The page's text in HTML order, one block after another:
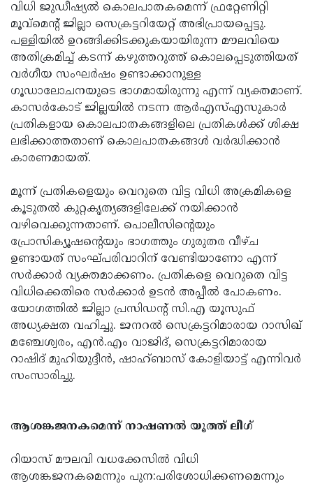
വിധി ജുഡീഷ്യൽ കൊലപാതകമെന്ന് ഫ്രറ്റേണിറ്റി
മൂവ്മെൻ്റ് ജില്ലാ സെക്രട്ടറിയേറ്റ് അഭിപ്രായപ്പെട്ടു.
പള്ളിയിൽ ഉറങ്ങിക്കിടക്കുകയായിരുന്ന മൗലവിയെ
അതിക്രമിച്ച് കടന്ന് കഴുത്തറുത്ത് കൊലപ്പെടുത്തിയത്
വർഗീയ സംഘർഷം ഉണ്ടാക്കാനുള്ള
ഗൂഡാലോചനയുടെ ഭാഗമായിരുന്നു എന്ന് വ്യക്തമാണ്.
കാസർകോട് ജില്ലയിൽ നടന്ന ആർഎസ്എസുകാർ
പ്രതികളായ കൊലപാതകങ്ങളിലെ പ്രതികൾക്ക് ശിക്ഷ
ലഭിക്കാത്തതാണ് കൊലപാതകങ്ങൾ വർദ്ധിക്കാൻ
കാരണമായത്.
മൂന്ന് പ്രതികളെയും വെറുതെ വിട്ട വിധി അക്രമികളെ
കൂടുതൽ കുറ്റകൃത്യങ്ങളിലേക്ക് നയിക്കാൻ
വഴിവെക്കുന്നതാണ്. പൊലീസിൻ്റെയും
പ്രോസിക്യൂഷൻ്റെയും ഭാഗത്തും ഗുരുതര വീഴ്ച
ഉണ്ടായത് സംഘ്പരിവാറിന് വേണ്ടിയാണോ എന്ന്
സർക്കാർ വ്യക്തമാക്കണം. പ്രതികളെ വെറുതെ വിട്ട
വിധിക്കെതിരെ സർക്കാർ ഉടൻ അപ്പീൽ പോകണം.
യോഗത്തിൽ ജില്ലാ പ്രസിഡൻ്റ് സി.എ യൂസുഫ്
അധ്യക്ഷത വഹിച്ചു. ജനറൽ സെക്രട്ടറിമാരായ റാസിഖ്
മഞ്ചേശ്വരം, എൻ.എം വാജിദ്, സെക്രട്ടറിമാരായ
റാഷിദ് മുഹിയുദ്ദീൻ, ഷാഹ്ബാസ് കോളിയാട്ട് എന്നിവർ
സംസാരിച്ചു.
ആശങ്കജനകമെന്ന് നാഷണൽ യൂത്ത് ലീഗ്
റിയാസ് മൗലവി വധക്കേസിൽ വിധി
ആശങ്കജനകമെന്നും പുന:പരിശോധിക്കണമെന്നും